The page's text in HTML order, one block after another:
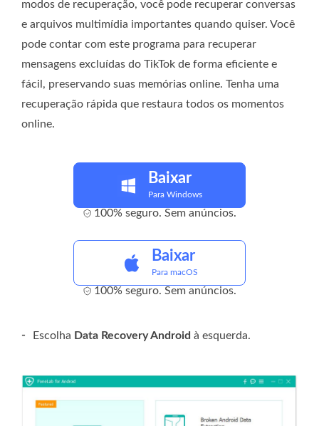
modos de recuperação, você pode recuperar conversas
e arquivos multimídia importantes quando quiser. Você
pode contar com este programa para recuperar
mensagens excluídas do TikTok de forma eficiente e
fácil, preservando suas memórias online. Tenha uma
recuperação rápida que restaura todos os momentos
online.
Baixar
Para Windows
100% seguro. Sem anúncios.
Baixar
Para macOS
100% seguro. Sem anúncios.
- Escolha Data Recovery Android à esquerda.